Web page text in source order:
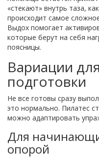
«стекают» внутрь таза,
происходит самое
Выдох помогает
которые берут на себя
поясницы.
Вариации
подготовки
Не все готовы сразу
это нормально. Пилатес
можно адаптировать
Для
опорой